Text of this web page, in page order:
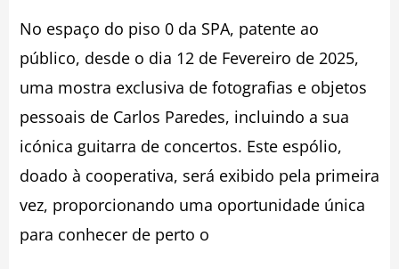
No espaço do piso 0 da SPA, patente ao
público, desde o dia 12 de Fevereiro de 2025,
uma mostra exclusiva de fotografias e objetos
pessoais de Carlos Paredes, incluindo a sua
icónica guitarra de concertos. Este espólio,
doado à cooperativa, será exibido pela primeira
vez, proporcionando uma oportunidade única
para conhecer de perto o